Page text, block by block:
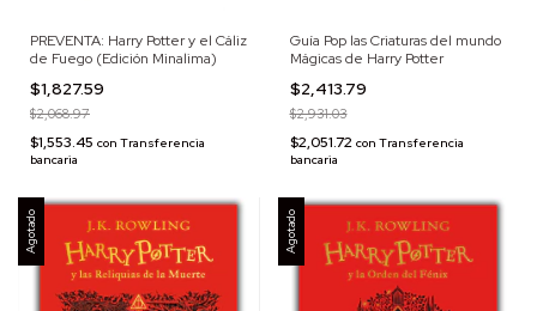
PREVENTA: Harry Potter y el Cáliz
de Fuego (Edición Minalima)
$1,827.59
$2,068.97
$1,553.45 con Transferencia
bancaria
Guía Pop las Criaturas del mundo
Mágicas de Harry Potter
$2,413.79
$2,931.03
$2,051.72 con Transferencia
bancaria
Agotado Agotado